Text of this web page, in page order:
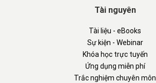
Tài nguyên
Tài liệu - eBooks
Sự kiện - Webinar
Khóa học trực tuyến
Ứng dụng miễn phí
Trắc nghiệm chuyên môn